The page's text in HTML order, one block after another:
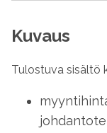
Kuvaus
Tulostuva sisältö